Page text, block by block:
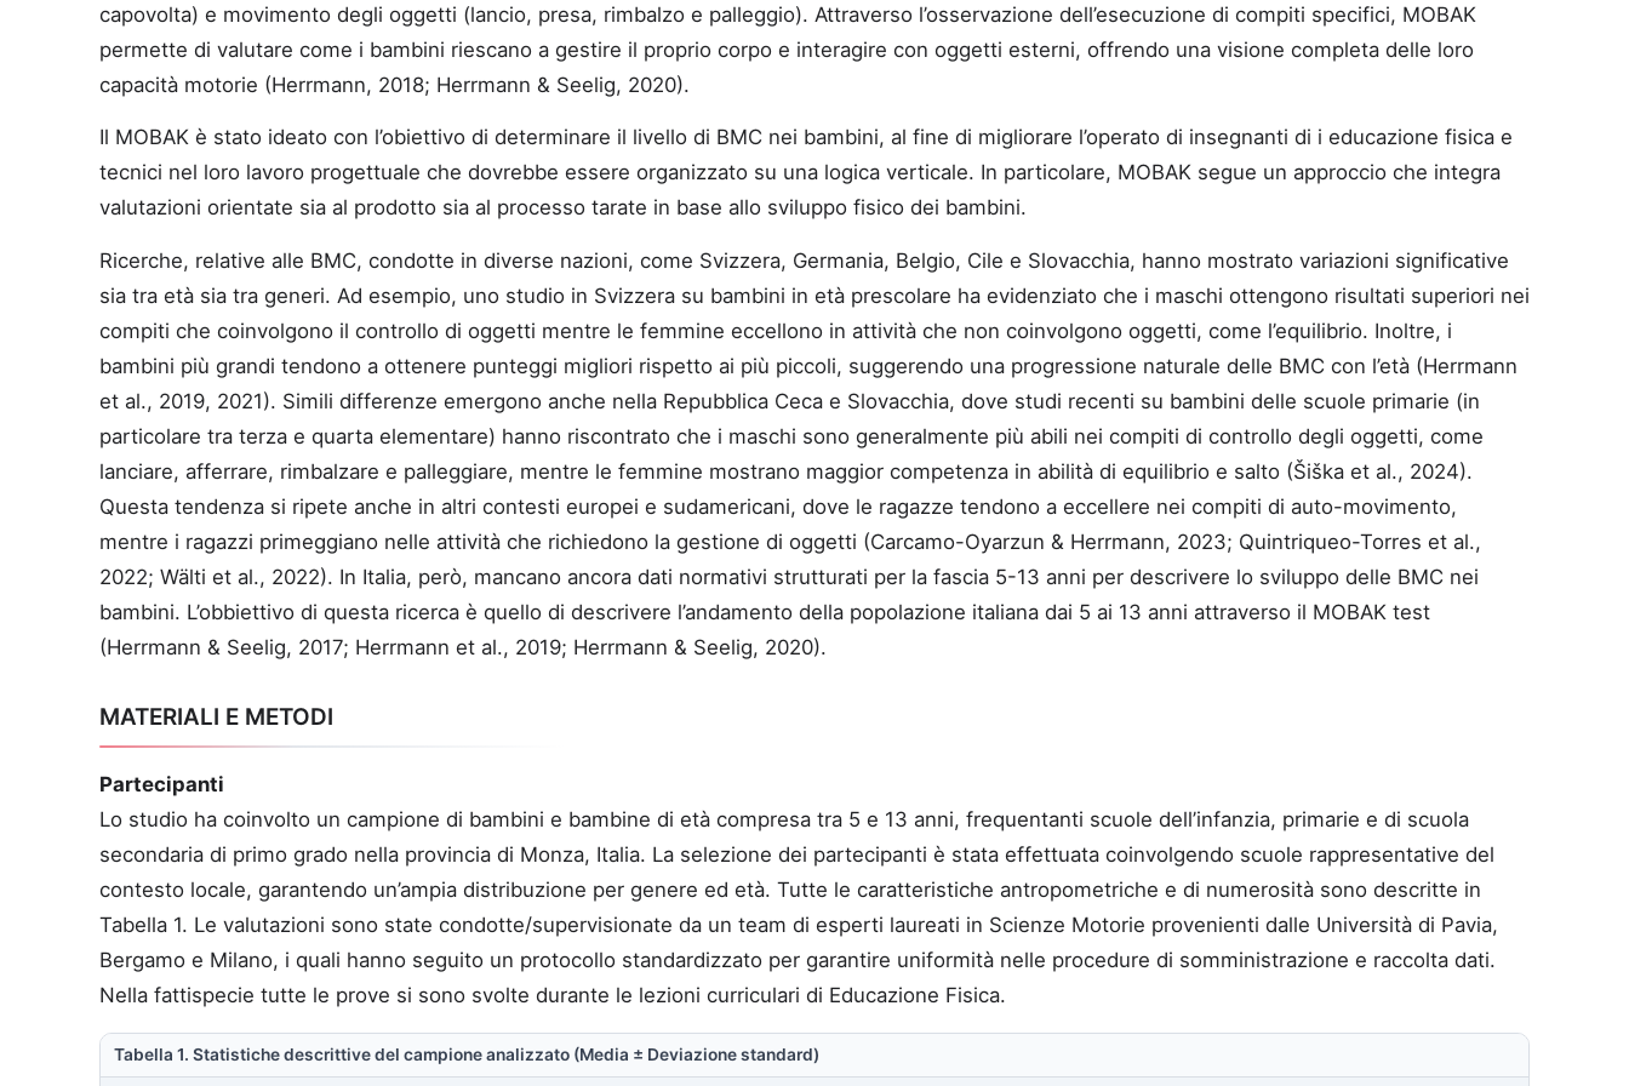
capovolta) e movimento degli oggetti (lancio, presa, rimbalzo e palleggio). Attraverso l’osservazione dell’esecuzione di compiti specifici, MOBAK
permette di valutare come i bambini riescano a gestire il proprio corpo e interagire con oggetti esterni, offrendo una visione completa delle loro
capacità motorie (Herrmann, 2018; Herrmann & Seelig, 2020).
Il MOBAK è stato ideato con l’obiettivo di determinare il livello di BMC nei bambini, al fine di migliorare l’operato di insegnanti di i educazione fisica e
tecnici nel loro lavoro progettuale che dovrebbe essere organizzato su una logica verticale. In particolare, MOBAK segue un approccio che integra
valutazioni orientate sia al prodotto sia al processo tarate in base allo sviluppo fisico dei bambini.
Ricerche, relative alle BMC, condotte in diverse nazioni, come Svizzera, Germania, Belgio, Cile e Slovacchia, hanno mostrato variazioni significative
sia tra età sia tra generi. Ad esempio, uno studio in Svizzera su bambini in età prescolare ha evidenziato che i maschi ottengono risultati superiori nei
compiti che coinvolgono il controllo di oggetti mentre le femmine eccellono in attività che non coinvolgono oggetti, come l’equilibrio. Inoltre, i
bambini più grandi tendono a ottenere punteggi migliori rispetto ai più piccoli, suggerendo una progressione naturale delle BMC con l’età (Herrmann
et al., 2019, 2021). Simili differenze emergono anche nella Repubblica Ceca e Slovacchia, dove studi recenti su bambini delle scuole primarie (in
particolare tra terza e quarta elementare) hanno riscontrato che i maschi sono generalmente più abili nei compiti di controllo degli oggetti, come
lanciare, afferrare, rimbalzare e palleggiare, mentre le femmine mostrano maggior competenza in abilità di equilibrio e salto (Šiška et al., 2024).
Questa tendenza si ripete anche in altri contesti europei e sudamericani, dove le ragazze tendono a eccellere nei compiti di auto-movimento,
mentre i ragazzi primeggiano nelle attività che richiedono la gestione di oggetti (Carcamo-Oyarzun & Herrmann, 2023; Quintriqueo-Torres et al.,
2022; Wälti et al., 2022). In Italia, però, mancano ancora dati normativi strutturati per la fascia 5-13 anni per descrivere lo sviluppo delle BMC nei
bambini. L’obbiettivo di questa ricerca è quello di descrivere l’andamento della popolazione italiana dai 5 ai 13 anni attraverso il MOBAK test
(Herrmann & Seelig, 2017; Herrmann et al., 2019; Herrmann & Seelig, 2020).
MATERIALI E METODI
Partecipanti
Lo studio ha coinvolto un campione di bambini e bambine di età compresa tra 5 e 13 anni, frequentanti scuole dell’infanzia, primarie e di scuola
secondaria di primo grado nella provincia di Monza, Italia. La selezione dei partecipanti è stata effettuata coinvolgendo scuole rappresentative del
contesto locale, garantendo un’ampia distribuzione per genere ed età. Tutte le caratteristiche antropometriche e di numerosità sono descritte in
Tabella 1. Le valutazioni sono state condotte/supervisionate da un team di esperti laureati in Scienze Motorie provenienti dalle Università di Pavia,
Bergamo e Milano, i quali hanno seguito un protocollo standardizzato per garantire uniformità nelle procedure di somministrazione e raccolta dati.
Nella fattispecie tutte le prove si sono svolte durante le lezioni curriculari di Educazione Fisica.
Tabella 1. Statistiche descrittive del campione analizzato (Media ± Deviazione standard)